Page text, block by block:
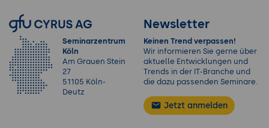
Seminarzentrum
Köln
Am Grauen Stein
27
51105 Köln-
Deutz
Newsletter
Keinen Trend verpassen!
Wir informieren Sie gerne über
aktuelle Entwicklungen und
Trends in der IT-Branche und
die dazu passenden Seminare.
Jetzt anmelden